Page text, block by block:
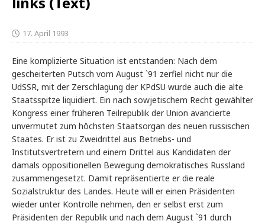
17. April 1993
Eine komplizierte Situation ist entstanden: Nach dem
gescheiterten Putsch vom August `91 zerfiel nicht nur die
UdSSR, mit der Zerschlagung der KPdSU wurde auch die alte
Staatsspitze liquidiert. Ein nach sowjetischem Recht gewählter
Kongress einer früheren Teilrepublik der Union avancierte
unvermutet zum höchsten Staatsorgan des neuen russischen
Staates. Er ist zu Zweidrittel aus Betriebs- und
Institutsvertretern und einem Drittel aus Kandidaten der
damals oppositionellen Bewegung demokratisches Russland
zusammengesetzt. Damit repräsentierte er die reale
Sozialstruktur des Landes. Heute will er einen Präsidenten
wieder unter Kontrolle nehmen, den er selbst erst zum
Präsidenten der Republik und nach dem August `91 durch